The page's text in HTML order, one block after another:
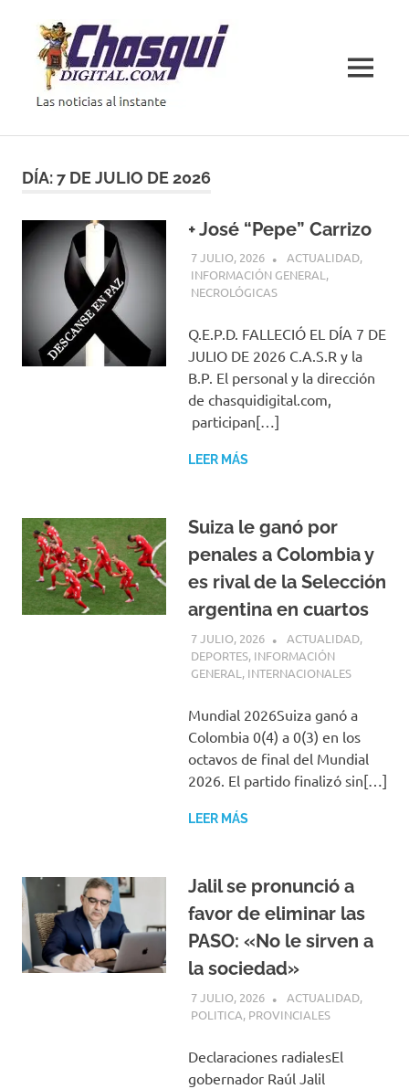
contenido
instante
MENÚ
DÍA:7 DE JULIO DE 2026
+ José “Pepe” Carrizo
7 JULIO, 2026 H P
ACTUALIDAD,
INFORMACIÓN GENERAL,
NECROLÓGICAS
Q.E.P.D. FALLECIÓ EL DÍA 7 DE
JULIO DE 2026 C.A.S.R y la
B.P. El personal y la dirección
de chasquidigital.com,
participan[…]
LEER MÁS
Suiza le ganó por
penales a Colombia y
es rival de la Selección
argentina en cuartos
7 JULIO, 2026 H P
ACTUALIDAD,
DEPORTES, INFORMACIÓN
GENERAL , INTERNACIONALES
Mundial 2026Suiza ganó a
Colombia 0(4) a 0(3) en los
octavos de final del Mundial
2026. El partido finalizó sin[…]
LEER MÁS
Jalil se pronunció a
favor de eliminar las
PASO: «No le sirven a
la sociedad»
7 JULIO, 2026 H P
ACTUALIDAD,
POLITICA, PROVINCIALES
Declaraciones radialesEl
gobernador Raúl Jalil